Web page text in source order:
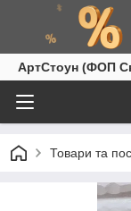
АртСтоун (ФОП
Товари та